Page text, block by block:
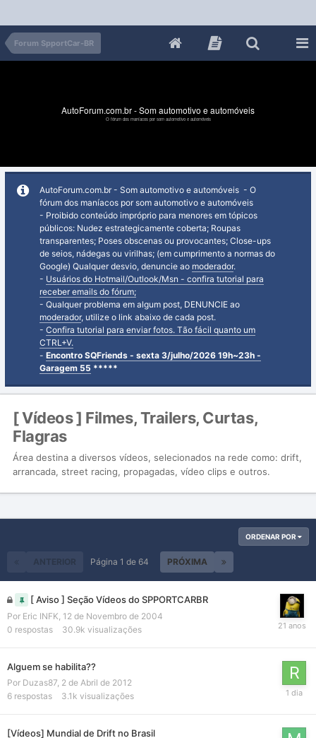
Forum SpportCar-BR
AutoForum.com.br - Som automotivo e automóveis
O fórum dos maníacos por som automotivo e automóveis
AutoForum.com.br - Som automotivo e automóveis - O
fórum dos maníacos por som automotivo e automóveis
- Proibido conteúdo impróprio para menores em tópicos
públicos: Nudez estrategicamente coberta; Roupas
transparentes; Poses obscenas ou provocantes; Close-ups
de seios, nádegas ou virilhas; (em cumprimento a normas do
Google) Qualquer desvio, denuncie ao moderador.
- Usuários do Hotmail/Outlook/Msn - confira tutorial para
receber emails do fórum;
- Qualquer problema em algum post, DENUNCIE ao
moderador, utilize o link abaixo de cada post.
- Confira tutorial para enviar fotos. Tão fácil quanto um
CTRL+V.
- Encontro SQFriends - sexta 3/julho/2026 19h~23h -
Garagem 55 *****
[ Vídeos ] Filmes, Trailers, Curtas,
Flagras
Área destina a diversos vídeos, selecionados na rede como: drift,
arrancada, street racing, propagadas, vídeo clips e outros.
ORDENAR POR
ANTERIOR PRÓXIMA
Página 1 de 64
[ Aviso ] Seção Vídeos do SPPORTCARBR
Por Eric INFK 12 de Novembro de 2004
0 respostas 30.9k visualizações
Alguem se habilita??
Por Duzas87 2 de Abril de 2012
6 respostas 3.1k visualizações
[Vídeos] Mundial de Drift no Brasil